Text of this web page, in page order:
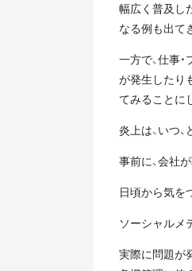
幅広く普及し
なる例も出て
一方で、仕事
が発生したり
てみることに
炎上は、いつ
事前に、会社
日頃から気を
ソーシャルメ
実際に問題が